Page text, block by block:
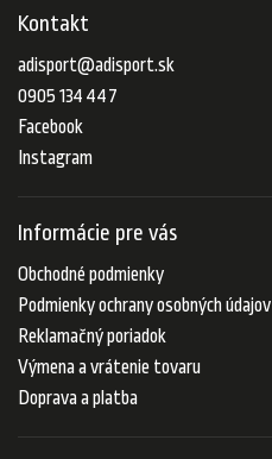
Kontakt
adisport@adisport.sk
0905 134 447
Facebook
Instagram
Informácie pre vás
Obchodné podmienky
Podmienky ochrany osobných údajov
Reklamačný poriadok
Výmena a vrátenie tovaru
Doprava a platba